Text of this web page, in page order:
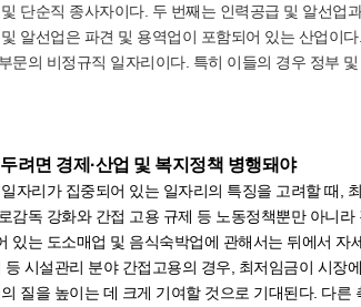
단순직 종사자이다. 두 번째는 인력공급 및 알선업
알선업은 파견 및 용역업이 포함되어 있는 산업이
문의 비정규직 일자리이다. 특히 이들의 경우 정부
려면 경제·산업 및 복지정책 병행돼야
자리가 집중되어 있는 일자리의 특징을 고려할 때,
감독 강화와 간접 고용 규제 등 노동정책뿐만 아니
있는 도소매업 및 음식숙박업에 관해서는 뒤에서 자
등 시설관리 분야 간접고용의 경우, 최저임금이 시장
질을 높이는 데 크게 기여할 것으로 기대된다. 다